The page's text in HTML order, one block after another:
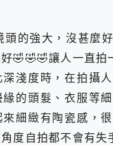
頭的強大，沒甚麼
🤣🤣🤣讓人一直拍
深淺度時，在拍攝
的頭髮、衣服等
來細緻有陶瓷感，
度自拍都不會有失